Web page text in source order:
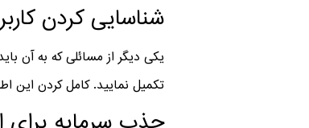
شناسایی کردن
یکی دیگر از مسائلی که به آن
تکمیل نمایید. کامل کردن این